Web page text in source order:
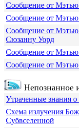
Сообщение от Мэтью
Сообщение от Мэтью
Сообщение от Мэтью
Сюзанну Уорд
Сообщение от Мэтью
Сообщение от Мэтью
Непознанное
Утраченные знания
Схема излучения
Субвселенной